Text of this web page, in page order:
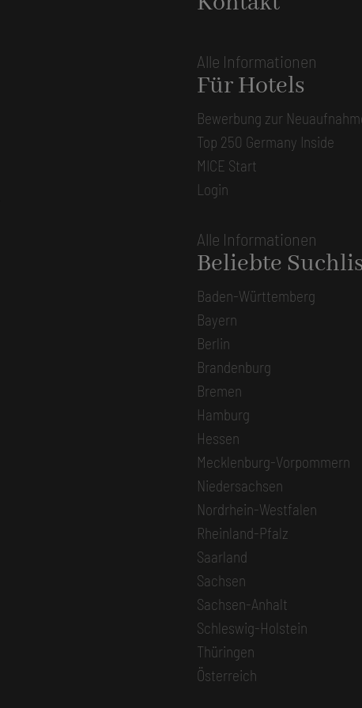
Alle Informationen
Für Hotels
Bewerbung zur
Top 250 Germany Inside
MICE Start
Login
Alle Informationen
Beliebte
Baden-Württemberg
Bayern
Berlin
Brandenburg
Bremen
Hamburg
Hessen
Mecklenburg-Vorpommern
Niedersachsen
Nordrhein-Westfalen
Rheinland-Pfalz
Saarland
Sachsen
Sachsen-Anhalt
Schleswig-Holstein
Thüringen
Österreich